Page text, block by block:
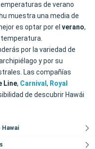
de verano
muestra una media de
es optar por el verano,
temperatura.
por la variedad de
y por su
Las compañías
Line, Carnival , Royal
de descubrir Hawái
Hawai